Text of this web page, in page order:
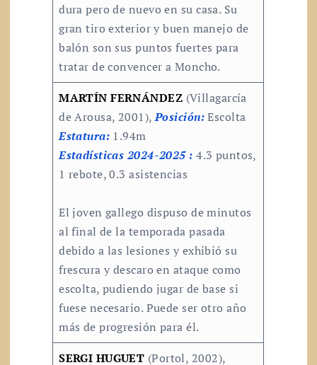
dura pero de nuevo en su casa. Su
gran tiro exterior y buen manejo de
balón son sus puntos fuertes para
tratar de convencer a Moncho.
MARTÍN FERNÁNDEZ (Villagarcía
de Arousa, 2001),Posición:Escolta
Estatura: 1.94m
Estadísticas 2024-2025 :4.3 puntos,
1 rebote, 0.3 asistencias
El joven gallego dispuso de minutos
al final de la temporada pasada
debido a las lesiones y exhibió su
frescura y descaro en ataque como
escolta, pudiendo jugar de base si
fuese necesario. Puede ser otro año
más de progresión para él.
SERGI HUGUET (Portol, 2002),